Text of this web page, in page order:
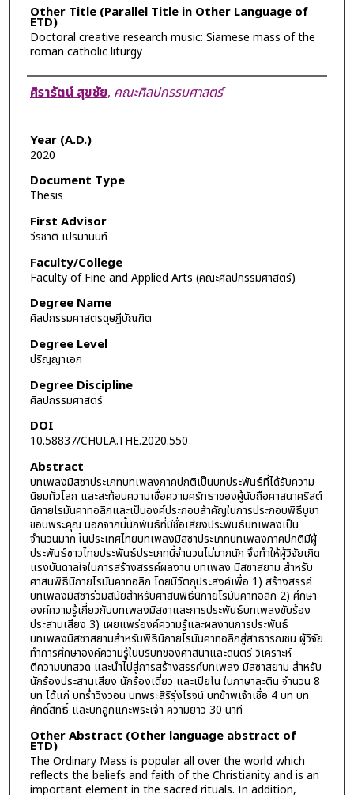
Other Title (Parallel Title in Other Language of
ETD)
Doctoral creative research music: Siamese mass of the
roman catholic liturgy
Author
ศิรารัตน์ สุขชัย, คณะศิลปกรรมศาสตร์
Year (A.D.)
2020
Document Type
Thesis
First Advisor
วีรชาติ เปรมานนท์
Faculty/College
Faculty of Fine and Applied Arts (คณะศิลปกรรมศาสตร์)
Degree Name
ศิลปกรรมศาสตรดุษฎีบัณฑิต
Degree Level
ปริญญาเอก
Degree Discipline
ศิลปกรรมศาสตร์
DOI
10.58837/CHULA.THE.2020.550
Abstract
บทเพลงมิสซาประเภทบทเพลงภาคปกติเป็นบทประพันธ์ที่ได้รับความ
นิยมทั่วโลก และสะท้อนความเชื่อความศรัทธาของผู้นับถือศาสนาคริสต์
นิกายโรมันคาทอลิกและเป็นองค์ประกอบสำคัญในการประกอบพิธีบูชา
ขอบพระคุณ นอกจากนี้นักพันธ์ที่มีชื่อเสียงประพันธ์บทเพลงเป็น
จำนวนมาก ในประเทศไทยบทเพลงมิสซาประเภทบทเพลงภาคปกติมีผู้
ประพันธ์ชาวไทยประพันธ์ประเภทนี้จำนวนไม่มากนัก จึงทำให้ผู้วิจัยเกิด
แรงบันดาลใจในการสร้างสรรค์ผลงาน บทเพลง มิสซาสยาม สำหรับ
ศาสนพิธีนิกายโรมันคาทอลิก โดยมีวัตถุประสงค์เพื่อ 1) สร้างสรรค์
บทเพลงมิสซาร่วมสมัยสำหรับศาสนพิธีนิกายโรมันคาทอลิก 2) ศึกษา
องค์ความรู้เกี่ยวกับบทเพลงมิสซาและการประพันธ์บทเพลงขับร้อง
ประสานเสียง 3) เผยแพร่องค์ความรู้และผลงานการประพันธ์
บทเพลงมิสซาสยามสำหรับพิธีนิกายโรมันคาทอลิกสู่สาธารณชน ผู้วิจัย
ทำการศึกษาองค์ความรู้ในบริบทของศาสนาและดนตรี วิเคราะห์
ตีความบทสวด และนำไปสู่การสร้างสรรค์บทเพลง มิสซาสยาม สำหรับ
นักร้องประสานเสียง นักร้องเดี่ยว และเปียโน ในภาษาละติน จำนวน 8
บท ได้แก่ บทร่ำวิงวอน บทพระสิริรุ่งโรจน์ บทข้าพเจ้าเชื่อ 4 บท บท
ศักดิ์สิทธิ์ และบทลูกแกะพระเจ้า ความยาว 30 นาที
Other Abstract (Other language abstract of
ETD)
The Ordinary Mass is popular all over the world which
reflects the beliefs and faith of the Christianity and is an
important element in the sacred rituals. In addition,